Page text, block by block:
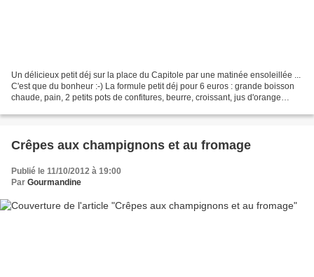
Un délicieux petit déj sur la place du Capitole par une matinée ensoleillée ...
C'est que du bonheur :-) La formule petit déj pour 6 euros : grande boisson
chaude, pain, 2 petits pots de confitures, beurre, croissant, jus d'orange
Crêpes aux champignons et au fromage
Publié le 11/10/2012 à 19:00
Par Gourmandine